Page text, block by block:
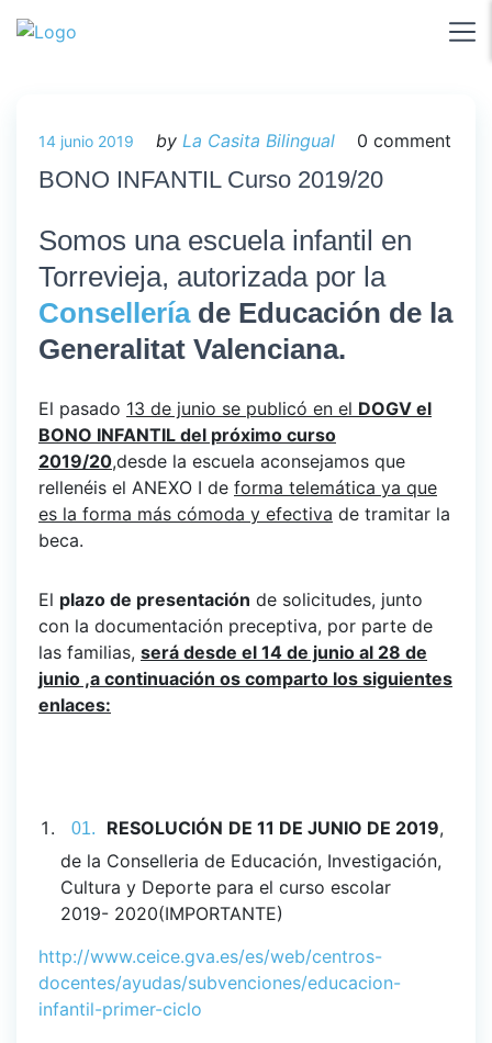
14 junio 2019 by La Casita Bilingual 0 comment
BONO INFANTIL Curso 2019/20
Somos una escuela infantil en
Torrevieja, autorizada por la
Conselleríade Educación de la
Generalitat Valenciana.
El pasado 13 de junio se publicó en el DOGV el
BONO INFANTIL del próximo curso
2019/20,desde la escuela aconsejamos que
rellenéis el ANEXO I de forma telemática ya que
es la forma más cómoda y efectiva de tramitar la
beca.
El plazo de presentación de solicitudes, junto
con la documentación preceptiva, por parte de
las familias, será desde el 14 de junio al 28 de
junio ,a continuación os comparto los siguientes
enlaces:
RESOLUCIÓN DE 11 DE JUNIO DE 2019,
de la Conselleria de Educación, Investigación,
Cultura y Deporte para el curso escolar
2019- 2020(IMPORTANTE)
http://www.ceice.gva.es/es/web/centros-
docentes/ayudas/subvenciones/educacion-
infantil-primer-ciclo